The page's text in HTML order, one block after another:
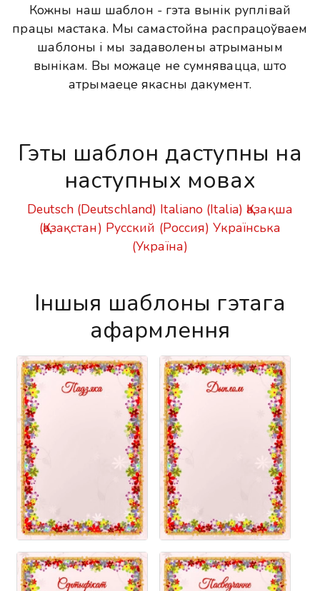
Кожны наш шаблон - гэта вынік руплівай
працы мастака. Мы самастойна распрацоўваем
шаблоны і мы задаволены атрыманым
вынікам. Вы можаце не сумнявацца, што
атрымаеце якасны дакумент.
Гэты шаблон даступны на
наступных мовах
Deutsch (Deutschland) Italiano (Italia) Қазақша
(Қазақстан) Русский (Россия) Українська
(Україна)
Іншыя шаблоны гэтага
афармлення